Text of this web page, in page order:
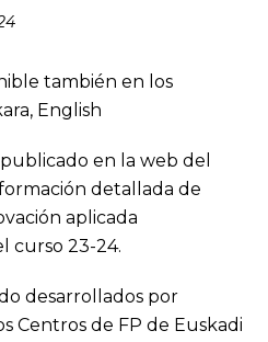
también en los
, English
en la web del
detallada de
aplicada
curso 23-24.
desarrollados por
Centros de FP de Euskadi